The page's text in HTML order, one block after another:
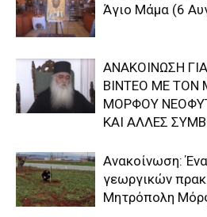
Άγιο Μάμα (6
ΑΝΑΚΟΙΝΩΣΗ
ΒΙΝΤΕΟ ΜΕ ΤΟΝ
ΜΟΡΦΟΥ
ΚΑΙ ΑΛΛΕΣ
Ανακοίνωση:
γεωργικών
Μητρόπολη